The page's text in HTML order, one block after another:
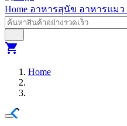
Home อาหารสุนัข อาหารแมว
shopping_cart
Home
chevron_left
keyboard_arrow_up